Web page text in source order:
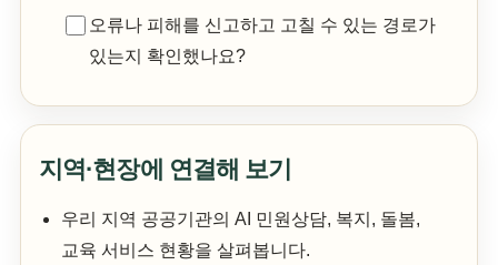
오류나 피해를 신고하고 고칠 수 있는 경로가
있는지 확인했나요?
지역·현장에 연결해 보기
우리 지역 공공기관의 AI 민원상담, 복지, 돌봄,
교육 서비스 현황을 살펴봅니다.